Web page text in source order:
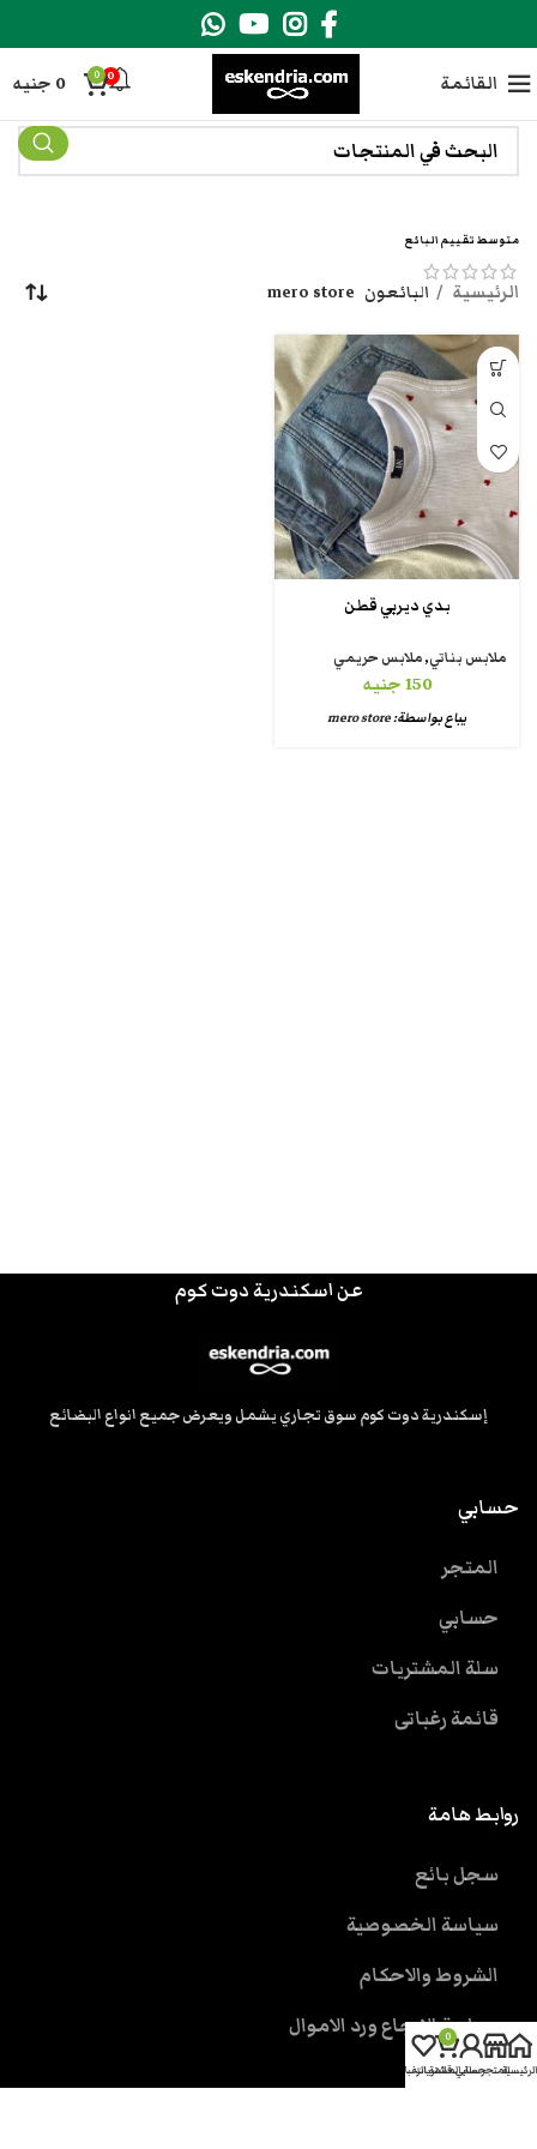
القائمة 0
0
0 جنيه
متوسط تقييم البائع
الرئيسية البائعون mero store
بدي ديربي قطن
ملابس بناتي,ملابس حريمي
150جنيه
يباع بواسطة:mero store
عن اسكندرية دوت كوم
إسكندرية دوت كوم سوق تجاري يشمل ويعرض جميع انواع البضائع
حسابي
المتجر
حسابي
سلة المشتريات
قائمة رغباتى
روابط هامة
سجل بائع
سياسة الخصوصية
الشروط والاحكام
سياسة الارجاع ورد الاموال
الرئيسيةالمتجرحسابي
0
سلة المشتريات
قائمة الرغبات